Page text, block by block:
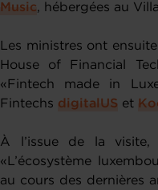
Music, hébergées au
Les ministres ont
House of Financial
«Fintech made in
Fintechs digitalUS et
À l’issue de la visite,
«L’écosystème
au cours des dernières